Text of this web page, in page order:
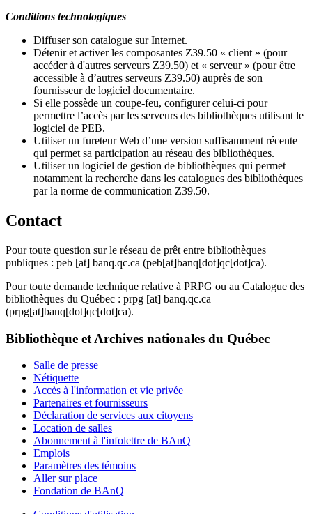
Conditions technologiques
Diffuser son catalogue sur Internet.
Détenir et activer les composantes Z39.50 « client » (pour
accéder à d'autres serveurs Z39.50) et « serveur » (pour être
accessible à d’autres serveurs Z39.50) auprès de son
fournisseur de logiciel documentaire.
Si elle possède un coupe-feu, configurer celui-ci pour
permettre l’accès par les serveurs des bibliothèques utilisant le
logiciel de PEB.
Utiliser un fureteur Web d’une version suffisamment récente
qui permet sa participation au réseau des bibliothèques.
Utiliser un logiciel de gestion de bibliothèques qui permet
notamment la recherche dans les catalogues des bibliothèques
par la norme de communication Z39.50.
Contact
Pour toute question sur le réseau de prêt entre bibliothèques
publiques : peb [at] banq.qc.ca (peb[at]banq[dot]qc[dot]ca).
Pour toute demande technique relative à PRPG ou au Catalogue des
bibliothèques du Québec : prpg [at] banq.qc.ca
(prpg[at]banq[dot]qc[dot]ca).
Bibliothèque et Archives nationales du Québec
Salle de presse
Nétiquette
Accès à l'information et vie privée
Partenaires et fournisseurs
Déclaration de services aux citoyens
Location de salles
Abonnement à l'infolettre de BAnQ
Emplois
Paramètres des témoins
Aller sur place
Fondation de BAnQ